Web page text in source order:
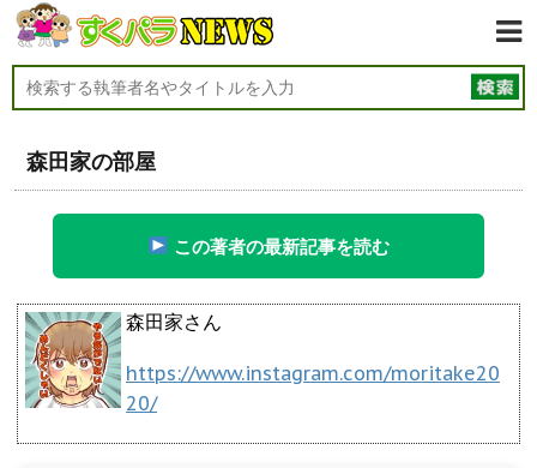
森田家の部屋
この著者の最新記事を読む
森田家さん
https://www.instagram.com/moritake20
20/